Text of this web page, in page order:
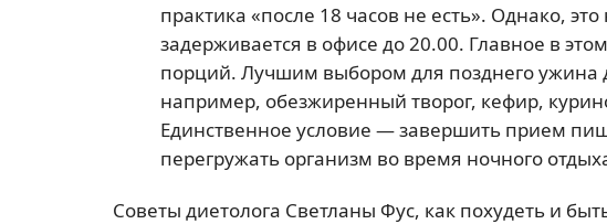
практика «после 18 часов не есть». Однако,
задерживается в офисе до 20.00. Главное в
порций. Лучшим выбором для позднего ужина
например, обезжиренный творог, кефир,
Единственное условие — завершить прием
перегружать организм во время ночного
Советы диетолога Светланы Фус, как похудеть и